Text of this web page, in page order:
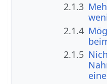
2.1.3
2.1.4
2.1.5